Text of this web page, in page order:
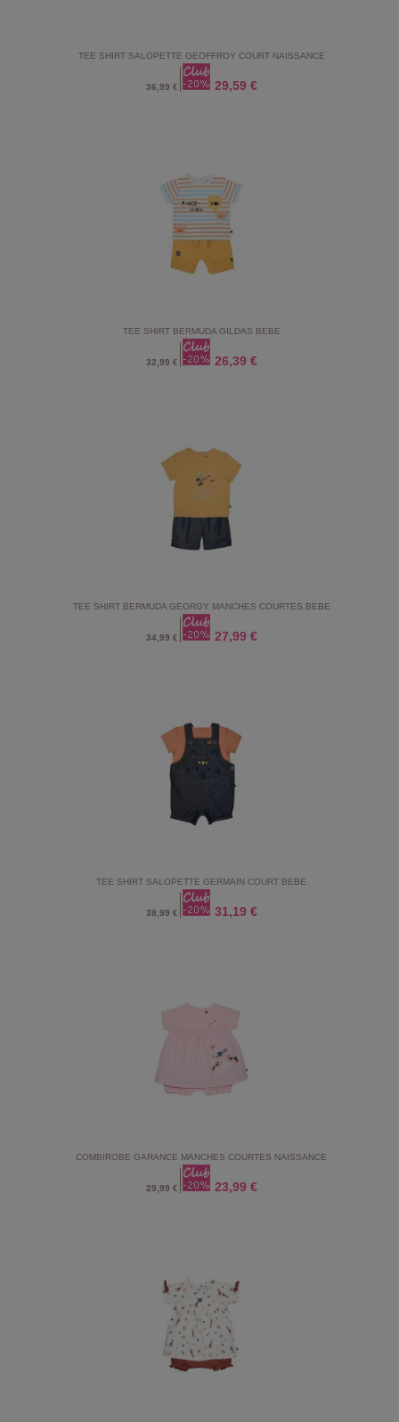
TEE SHIRT SALOPETTE GEOFFROY COURT NAISSANCE
36,99 € 29,59 €
TEE SHIRT BERMUDA GILDAS BEBE
32,99 € 26,39 €
TEE SHIRT BERMUDA GEORGY MANCHES COURTES BEBE
34,99 € 27,99 €
TEE SHIRT SALOPETTE GERMAIN COURT BEBE
38,99 € 31,19 €
COMBIROBE GARANCE MANCHES COURTES NAISSANCE
29,99 € 23,99 €